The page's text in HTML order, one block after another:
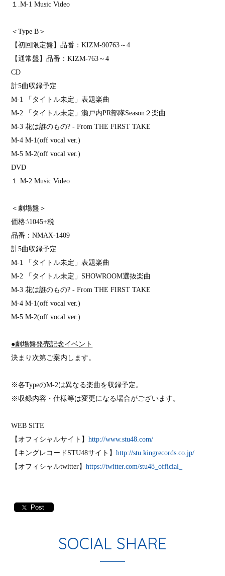
１ .M-1 Music Video
＜Type B ＞
【初回限定盤】品番：KIZM-90763 ～4
【通常盤】品番：KIZM-763 ～4
CD
計5曲収録予定
M-1
「タイトル未定」表題楽曲
M-2
「タイトル未定」瀬戸内PR部隊Season ２楽曲
M-3花は誰のもの? - From THE FIRST TAKE
M-4 M-1(off vocal ver.)
M-5 M-2(off vocal ver.)
DVD
１ .M-2 Music Video
＜劇場盤＞
価格:\1045+税
品番：NMAX-1409
計5曲収録予定
M-1
「タイトル未定」表題楽曲
M-2
「タイトル未定」 SHOWROOM選抜楽曲
M-3花は誰のもの? - From THE FIRST TAKE
M-4 M-1(off vocal ver.)
M-5 M-2(off vocal ver.)
●劇場盤発売記念イベント
決まり次第ご案内します。
※各TypeのM-2は異なる楽曲を収録予定。
※収録内容・仕様等は変更になる場合がございます。
WEB SITE
【オフィシャルサイト】http://www.stu48.com/
【キングレコード STU48サイト】http://stu.kingrecords.co.jp/
【オフィシャルtwitter】https://twitter.com/stu48_official_
Post
SOCIAL SHARE